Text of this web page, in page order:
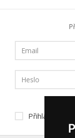
Email
Heslo
Přihlásit